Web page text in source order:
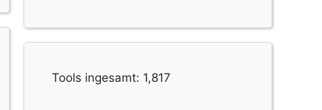
Tools ingesamt: 1,817